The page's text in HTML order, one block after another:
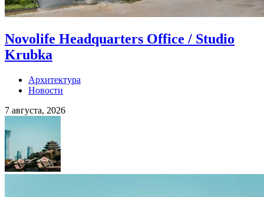
Novolife Headquarters Office / Studio
Krubka
Архитектура
Новости
7 августа, 2026